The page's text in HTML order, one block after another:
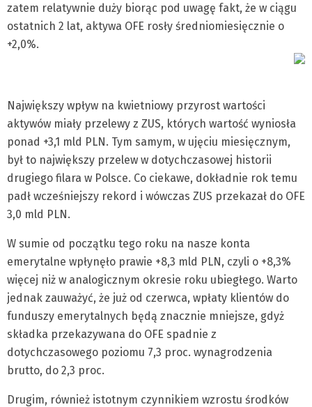
zatem relatywnie duży biorąc pod uwagę fakt, że w ciągu
ostatnich 2 lat, aktywa OFE rosły średniomiesięcznie o
+2,0%.
Największy wpływ na kwietniowy przyrost wartości
aktywów miały przelewy z ZUS, których wartość wyniosła
ponad +3,1 mld PLN. Tym samym, w ujęciu miesięcznym,
był to największy przelew w dotychczasowej historii
drugiego filara w Polsce. Co ciekawe, dokładnie rok temu
padł wcześniejszy rekord i wówczas ZUS przekazał do OFE
3,0 mld PLN.
W sumie od początku tego roku na nasze konta
emerytalne wpłynęło prawie +8,3 mld PLN, czyli o +8,3%
więcej niż w analogicznym okresie roku ubiegłego. Warto
jednak zauważyć, że już od czerwca, wpłaty klientów do
funduszy emerytalnych będą znacznie mniejsze, gdyż
składka przekazywana do OFE spadnie z
dotychczasowego poziomu 7,3 proc. wynagrodzenia
brutto, do 2,3 proc.
Drugim, również istotnym czynnikiem wzrostu środków